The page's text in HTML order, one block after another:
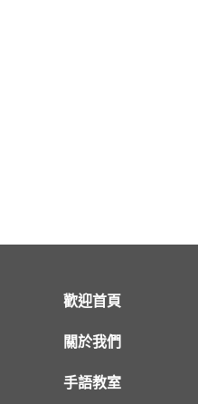
歡迎首頁
關於我們
手語教室